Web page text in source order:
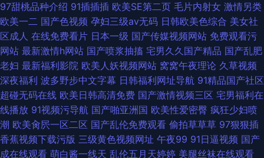
97甜桃品种介绍 91插插插 欧美SE第二页 毛片内射女 激情另类
欧美一二 国产色视频 孕妇三级av无码 日韩欧美色综合 美女社
区成人 在线免费看片 日本一级 国产传媒视频网站 免费观看污
网站 最新激情h网站 国产喷浆抽搐 宅男久久国产精品 国产乱肥
老妇 最新福利影院 欧美人妖视频网站 窝窝午夜理论 久草视频
深夜福利 波多野步中文字幕 日韩福利网址导航 91精品国产社区
超碰无码在线 欧美日韩高清免费 国产激情视频三区 宅男福利在
线播放 91视频污导航 国产啪亚洲国 欧美性爱密臀 疯狂少妇喷
潮 欧美肏屄一区二区 国产乱伦免费观看 偷拍草草草 97狠狠插
香蕉视频下载污版 三级黄色视频网址 午夜99 91日逼视频 国产
成在线观看 萌白酱一线天 乱伦五月天婷婷 美腿丝袜在线观看